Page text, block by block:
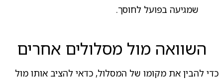
שמגיעה בפועל לחוסך.
השוואה מול מסלולים אחרים
כדי להבין את מקומו של המסלול, כדאי להציב אותו מול